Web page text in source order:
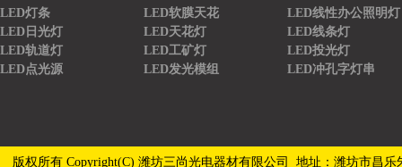
LED灯条 LED软膜天花
LED线性办公照明灯
LED日光灯
LED天花灯
LED线条灯
LED轨道灯
LED工矿灯
LED投光灯
LED点光源
LED发光模组 LED冲孔字灯串
版权所有 Copyright(C) 潍坊三尚光电器材有限公司 地址：潍坊市